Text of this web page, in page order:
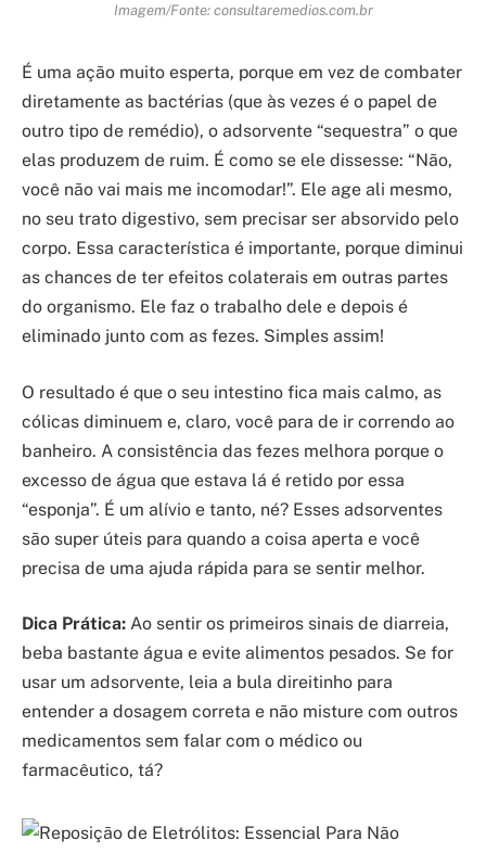
Imagem/Fonte: consultaremedios.com.br
É uma ação muito esperta, porque em vez de combater
diretamente as bactérias (que às vezes é o papel de
outro tipo de remédio), o adsorvente “sequestra” o que
elas produzem de ruim. É como se ele dissesse: “Não,
você não vai mais me incomodar!”. Ele age ali mesmo,
no seu trato digestivo, sem precisar ser absorvido pelo
corpo. Essa característica é importante, porque diminui
as chances de ter efeitos colaterais em outras partes
do organismo. Ele faz o trabalho dele e depois é
eliminado junto com as fezes. Simples assim!
O resultado é que o seu intestino fica mais calmo, as
cólicas diminuem e, claro, você para de ir correndo ao
banheiro. A consistência das fezes melhora porque o
excesso de água que estava lá é retido por essa
“esponja”. É um alívio e tanto, né? Esses adsorventes
são super úteis para quando a coisa aperta e você
precisa de uma ajuda rápida para se sentir melhor.
Dica Prática: Ao sentir os primeiros sinais de diarreia,
beba bastante água e evite alimentos pesados. Se for
usar um adsorvente, leia a bula direitinho para
entender a dosagem correta e não misture com outros
medicamentos sem falar com o médico ou
farmacêutico, tá?